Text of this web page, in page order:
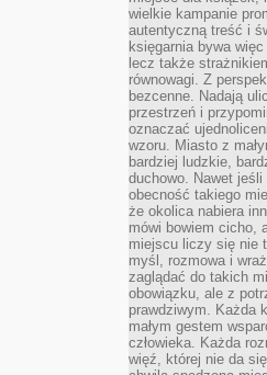
wielkie kampanie
autentyczną treść i
księgarnia bywa
lecz także
równowagi. Z
bezcenne. Nadają
przestrzeń i
oznaczać
wzoru. Miasto z
bardziej ludzkie,
duchowo. Nawet
obecność takiego
że okolica nabiera
mówi bowiem cicho,
miejscu liczy się nie
myśl, rozmowa i
zaglądać do takich
obowiązku, ale z
prawdziwym. Każda
małym gestem
człowieka. Każda
więź, której nie da